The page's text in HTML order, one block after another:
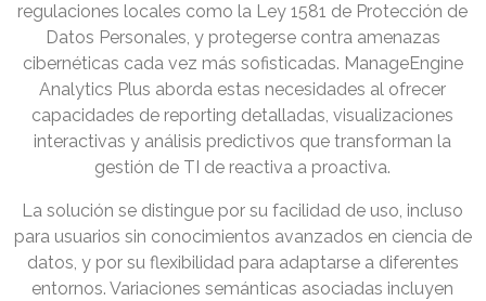
regulaciones locales como la Ley 1581 de Protección de
Datos Personales, y protegerse contra amenazas
cibernéticas cada vez más sofisticadas. ManageEngine
Analytics Plus aborda estas necesidades al ofrecer
capacidades de reporting detalladas, visualizaciones
interactivas y análisis predictivos que transforman la
gestión de TI de reactiva a proactiva.
La solución se distingue por su facilidad de uso, incluso
para usuarios sin conocimientos avanzados en ciencia de
datos, y por su flexibilidad para adaptarse a diferentes
entornos. Variaciones semánticas asociadas incluyen